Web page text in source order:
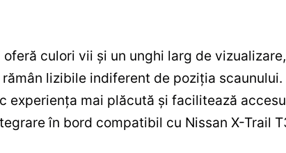
oferă culori vii și un unghi larg de
lizibile indiferent de poziția
experiența mai plăcută și facilitează
în bord compatibil cu Nissan X-Trail